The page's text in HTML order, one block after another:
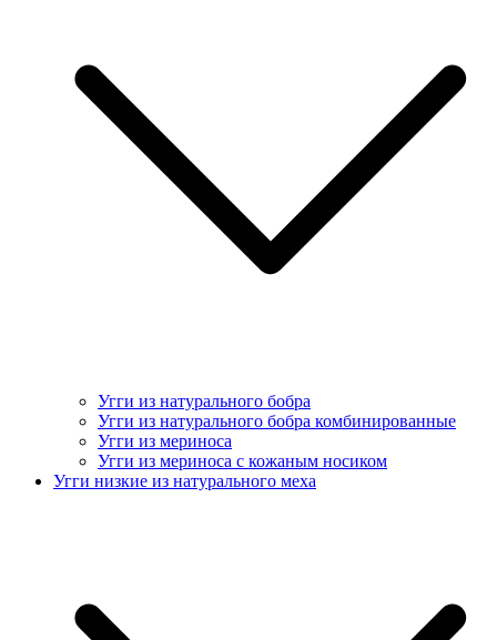
Угги из натурального бобра
Угги из натурального бобра комбинированные
Угги из мериноса
Угги из мериноса с кожаным носиком
Угги низкие из натурального меха